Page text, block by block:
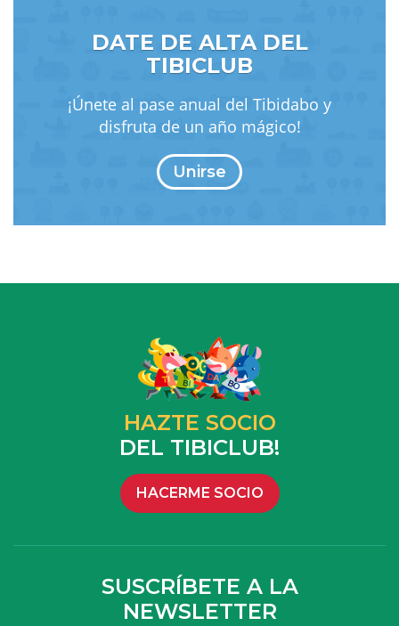
DATE DE ALTA DEL
TIBICLUB
¡Únete al pase anual del Tibidabo y
disfruta de un año mágico!
Unirse
HAZTE SOCIO
DEL TIBICLUB!
HACERME SOCIO
SUSCRÍBETE A LA
NEWSLETTER